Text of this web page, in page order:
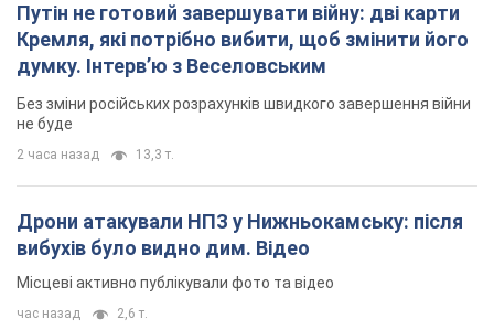
Путін не готовий завершувати війну: дві карти
Кремля, які потрібно вибити, щоб змінити його
думку. Інтерв’ю з Веселовським
Без зміни російських розрахунків швидкого завершення війни
не буде
2 часа назад 13,3 т.
Дрони атакували НПЗ у Нижньокамську: після
вибухів було видно дим. Відео
Місцеві активно публікували фото та відео
час назад 2,6 т.